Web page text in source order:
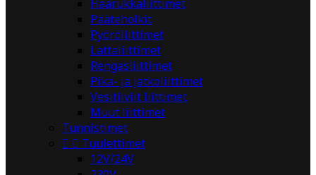
Haarukkaliittimet
Pääteholkit
Pyöröliittimet
Lattaliittimet
Rengasliittimet
Pika- ja jatkoliittimet
Vesitiiviit liittimet
Muut liittimet
Tunnistimet
  Tuulettimet
12V/24V